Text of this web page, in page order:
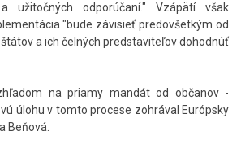
užitočných odporúčaní." Vzápätí však
"bude závisieť predovšetkým od
a ich čelných predstaviteľov dohodnúť
na priamy mandát od občanov -
úlohu v tomto procese zohrával Európsky
Beňová.